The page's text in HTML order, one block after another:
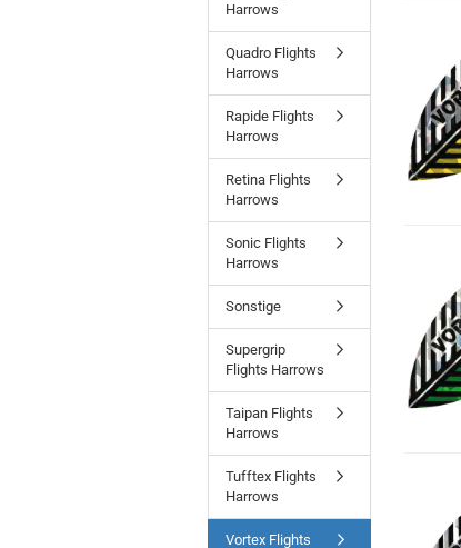
Harrows
Quadro Flights
Harrows
Rapide Flights
Harrows
Retina Flights
Harrows
Sonic Flights
Harrows
Sonstige
Supergrip
Flights Harrows
Taipan Flights
Harrows
Tufftex Flights
Harrows
Vortex Flights